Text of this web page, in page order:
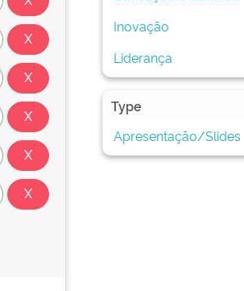
Inovação
Liderança
Type
Apresentação/Slides